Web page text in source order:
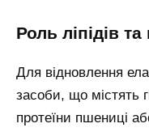
роль ліпідів
Для відновлення
засоби, що містять
протеїни пшениці